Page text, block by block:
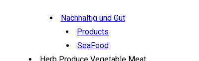
Nachhaltig und Gut
Products
SeaFood